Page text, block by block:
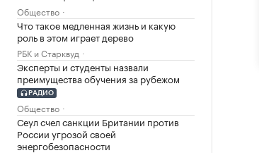
Общество
Что такое медленная жизнь и какую
роль в этом играет дерево
РБК и Старквуд
Эксперты и студенты назвали
преимущества обучения за рубежом
РАДИО
Общество
Сеул счел санкции Британии против
России угрозой своей
энергобезопасности